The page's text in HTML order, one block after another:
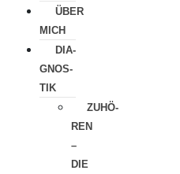
ÜBER
MICH
DIA­
GNOS­
TIK
ZUHÖ­
REN
–
DIE